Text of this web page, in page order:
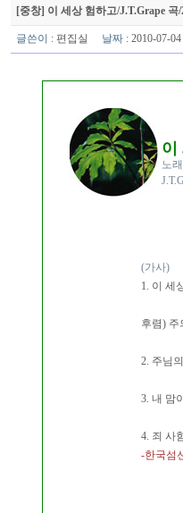
[중창] 이 세상 험하고/J.T.Grape 곡/
글쓴이 : 편집실 날짜 : 2010-07-
이
노
(가사)
1. 이 세
후렴) 주
2. 주님
3. 내 맘
4. 죄 사
-한국섬